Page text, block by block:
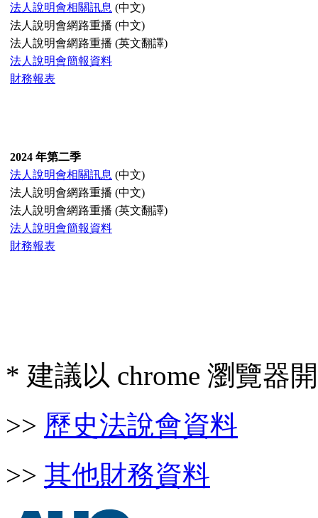
法人說明會相關訊息 (中文)
法人說明會網路重播 (中文)
法人說明會網路重播 (英文翻譯)
法人說明會簡報資料
財務報表
2024 年第二季
法人說明會相關訊息 (中文)
法人說明會網路重播 (中文)
法人說明會網路重播 (英文翻譯)
法人說明會簡報資料
財務報表
* 建議以 chrome 瀏覽器
>> 歷史法說會資料
>> 其他財務資料